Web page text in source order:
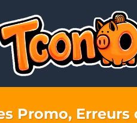
Promo, Erreurs